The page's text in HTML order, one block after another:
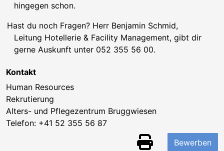
hingegen schon.
Hast du noch Fragen? Herr Benjamin Schmid,
Leitung Hotellerie & Facility Management, gibt dir
gerne Auskunft unter 052 355 56 00.
Kontakt
Human Resources
Rekrutierung
Alters- und Pflegezentrum Bruggwiesen
Telefon: +41 52 355 56 87
Bewerben